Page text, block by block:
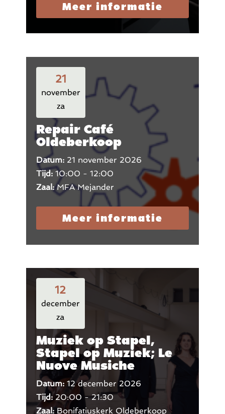
Meer informatie
21
november
za
Repair Café
Oldeberkoop
Datum: 21 november 2026
Tijd: 10:00 - 12:00
Zaal:MFA Mejander
Meer informatie
12
december
za
Muziek op Stapel,
Stapel op Muziek; Le
Nuove Musiche
Datum: 12 december 2026
Tijd:20:00 - 21:30
Zaal: Bonifatiuskerk Oldeberkoop